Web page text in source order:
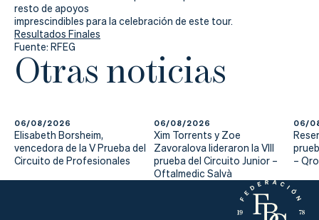
resto de apoyos
imprescindibles para la celebración de este tour.
Resultados Finales
Fuente: RFEG
Otras noticias
06/08/2026
Elisabeth Borsheim,
vencedora de la V Prueba del
Circuito de Profesionales
06/08/2026
Xim Torrents y Zoe
Zavoralova lideraron la VIII
prueba del Circuito Junior –
Oftalmedic Salvà
06/
–